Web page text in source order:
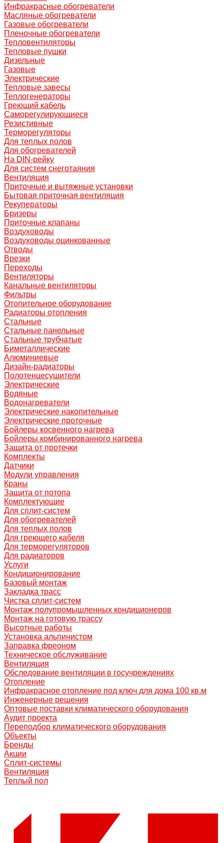
Инфракрасные обогреватели
Масляные обогреватели
Газовые обогреватели
Пленочные обогреватели
Тепловентиляторы
Тепловые пушки
Дизельные
Газовые
Электрические
Тепловые завесы
Теплогенераторы
Греющий кабель
Саморегулирующиеся
Резистивные
Терморегуляторы
Для теплых полов
Для обогревателей
На DIN-рейку
Для систем снеготаяния
Вентиляция
Приточные и вытяжные установки
Бытовая приточная вентиляция
Рекуператоры
Бризеры
Приточные клапаны
Воздуховоды
Воздуховоды оцинкованные
Отводы
Врезки
Переходы
Вентиляторы
Канальные вентиляторы
Фильтры
Отопительное оборудование
Радиаторы отопления
Стальные
Стальные панельные
Стальные трубчатые
Биметаллические
Алюминиевые
Дизайн-радиаторы
Полотенцесушители
Электрические
Водяные
Водонагреватели
Электрические накопительные
Электрические проточные
Бойлеры косвенного нагрева
Бойлеры комбинированного нагрева
Защита от протечки
Комплекты
Датчики
Модули управления
Краны
Защита от потопа
Комплектующие
Для сплит-систем
Для обогревателей
Для теплых полов
Для греющего кабеля
Для терморегуляторов
Для радиаторов
Услуги
Кондиционирование
Базовый монтаж
Закладка трасс
Чистка сплит-систем
Монтаж полупромышленных кондиционеров
Монтаж на готовую трассу
Высотные работы
Установка альпинистом
Заправка фреоном
Техническое обслуживание
Вентиляция
Обследование вентиляции в госучреждениях
Отопление
Инфракрасное отопление под ключ для дома 100 кв.м
Инженерные решения
Оптовые поставки климатического оборудования
Аудит проекта
Переподбор климатического оборудования
Объекты
Бренды
Акции
Сплит-системы
Вентиляция
Теплый пол